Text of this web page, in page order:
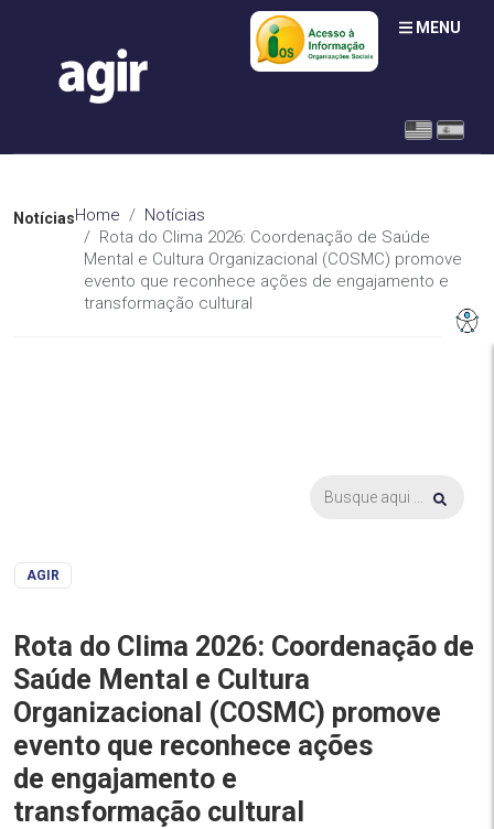
MENU
NotíciasHome
Notícias
Rota do Clima 2026: Coordenação de Saúde
Mental e Cultura Organizacional (COSMC) promove
evento que reconhece ações de engajamento e
transformação cultural
AGIR
Rota do Clima 2026: Coordenação de
Saúde Mental e Cultura
Organizacional (COSMC) promove
evento que reconhece ações
de engajamento e
transformação cultural